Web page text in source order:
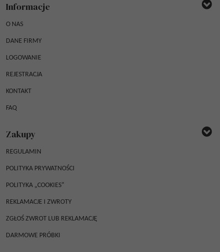
Informacje
O NAS
DANE FIRMY
LOGOWANIE
REJESTRACJA
KONTAKT
FAQ
Zakupy
REGULAMIN
POLITYKA PRYWATNOŚCI
POLITYKA „COOKIES”
REKLAMACJE I ZWROTY
ZGŁOŚ ZWROT LUB REKLAMACJĘ
DARMOWE PRÓBKI